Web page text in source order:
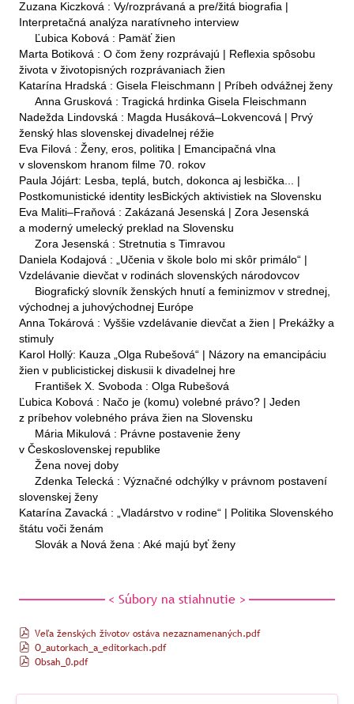
Zuzana Kiczková : Vy/rozprávaná a pre/žitá biografia |
Interpretačná analýza naratívneho interview
Ľubica Kobová : Pamäť žien
Marta Botiková : O čom ženy rozprávajú | Reflexia spôsobu
života v životopisných rozprávaniach žien
Katarína Hradská : Gisela Fleischmann | Príbeh odvážnej ženy
Anna Grusková : Tragická hrdinka Gisela Fleischmann
Nadežda Lindovská : Magda Husáková–Lokvencová | Prvý
ženský hlas slovenskej divadelnej réžie
Eva Filová : Ženy, eros, politika | Emancipačná vlna
v slovenskom hranom filme 70. rokov
Paula Jójárt: Lesba, teplá, butch, dokonca aj lesbička... |
Postkomunistické identity lesBických aktivistiek na Slovensku
Eva Maliti–Fraňová : Zakázaná Jesenská | Zora Jesenská
a moderný umelecký preklad na Slovensku
Zora Jesenská : Stretnutia s Timravou
Daniela Kodajová : „Učenia v škole bolo mi skôr primálo“ |
Vzdelávanie dievčat v rodinách slovenských národovcov
Biografický slovník ženských hnutí a feminizmov v strednej,
východnej a juhovýchodnej Európe
Anna Tokárová : Vyššie vzdelávanie dievčat a žien | Prekážky a
stimuly
Karol Hollý: Kauza „Olga Rubešová“ | Názory na emancipáciu
žien v publicistickej diskusii k divadelnej hre
František X. Svoboda : Olga Rubešová
Ľubica Kobová : Načo je (komu) volebné právo? | Jeden
z príbehov volebného práva žien na Slovensku
Mária Mikulová : Právne postavenie ženy
v Československej republike
Žena novej doby
Zdenka Telecká : Význačné odchýlky v právnom postavení
slovenskej ženy
Katarína Zavacká : „Vladárstvo v rodine“ | Politika Slovenského
štátu voči ženám
Slovák a Nová žena : Aké majú byť ženy
< Súbory na stiahnutie >
Veľa ženských životov ostáva nezaznamenaných.pdf
O_autorkach_a_editorkach.pdf
Obsah_0.pdf